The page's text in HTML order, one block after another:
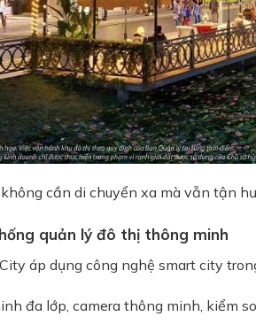
cần di chuyển xa mà vẫn tận
quản lý đô thị thông minh
áp dụng công nghệ smart city
đa lớp, camera thông minh, kiểm